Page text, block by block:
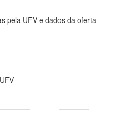
pela UFV e dados da oferta